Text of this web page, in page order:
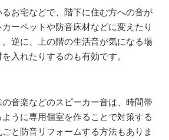
お宅などで、階下に住む方への音が
ーペットや防音床材などに変えたり
逆に、上の階の生活音が気になる場
入れたりするのも有効です。
音楽などのスピーカー音は、時間帯
うに専用個室を作ることで対策する
と防音リフォームする方法もありま